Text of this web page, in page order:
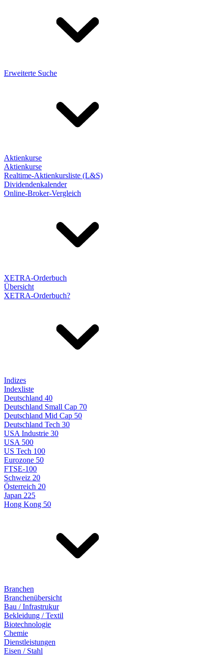
Erweiterte Suche
Aktienkurse
Aktienkurse
Realtime-Aktienkursliste (L&S)
Dividendenkalender
Online-Broker-Vergleich
XETRA-Orderbuch
Übersicht
XETRA-Orderbuch?
Indizes
Indexliste
Deutschland 40
Deutschland Small Cap 70
Deutschland Mid Cap 50
Deutschland Tech 30
USA Industrie 30
USA 500
US Tech 100
Eurozone 50
FTSE-100
Schweiz 20
Österreich 20
Japan 225
Hong Kong 50
Branchen
Branchenübersicht
Bau / Infrastrukur
Bekleidung / Textil
Biotechnologie
Chemie
Dienstleistungen
Eisen / Stahl